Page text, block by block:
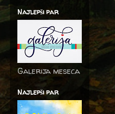
Najlepši par
Galerija meseca
Najlepši par